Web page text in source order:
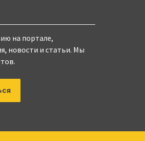
на портале,
новости и статьи. Мы